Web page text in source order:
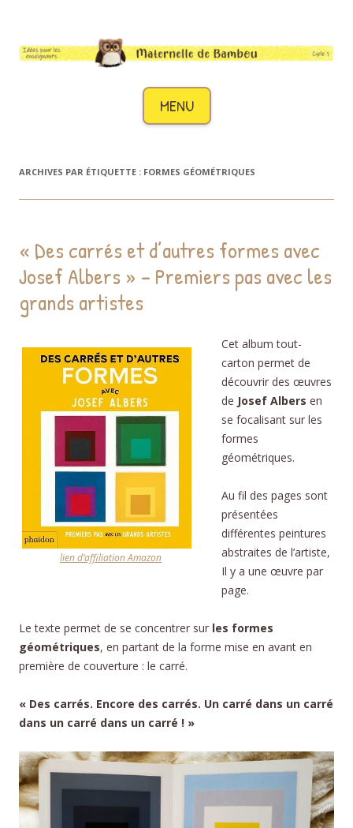
MENU
Aller au contenu
ARCHIVES PAR ÉTIQUETTE : FORMES GÉOMÉTRIQUES
« Des carrés et d’autres formes avec
Josef Albers » – Premiers pas avec les
grands artistes
lien d’affiliation Amazon
Cet album tout-
carton permet de
découvrir des œuvres
de Josef Albers en
se focalisant sur les
formes
géométriques.
Au fil des pages sont
présentées
différentes peintures
abstraites de l’artiste,
Il y a une œuvre par
page.
Le texte permet de se concentrer sur les formes
géométriques, en partant de la forme mise en avant en
première de couverture : le carré.
« Des carrés. Encore des carrés. Un carré dans un carré
dans un carré dans un carré ! »